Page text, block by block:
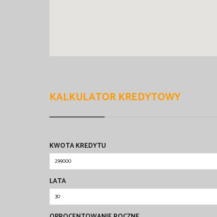
KALKULATOR KREDYTOWY
KWOTA KREDYTU
LATA